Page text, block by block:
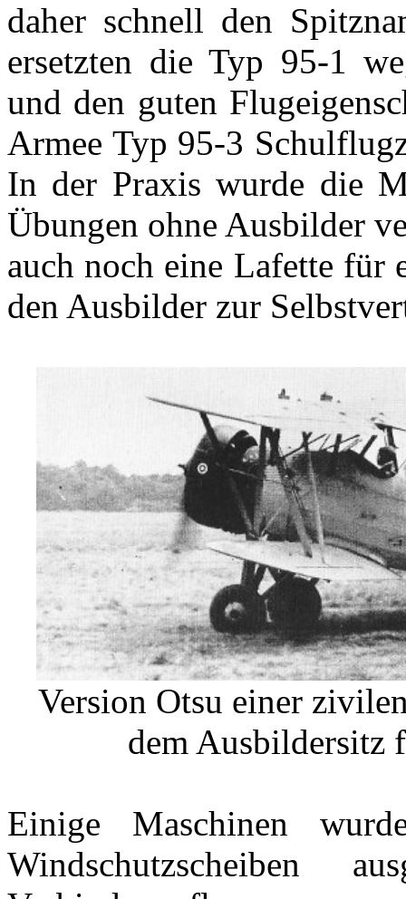
daher schnell den
ersetzten die Typ 95-1
und den guten
Armee Typ 95-3
In der Praxis wurde die
Übungen ohne Ausbilder
auch noch eine Lafette für
den Ausbilder zur
Version Otsu einer
dem Ausbildersitz
Einige Maschinen
Windschutzscheiben